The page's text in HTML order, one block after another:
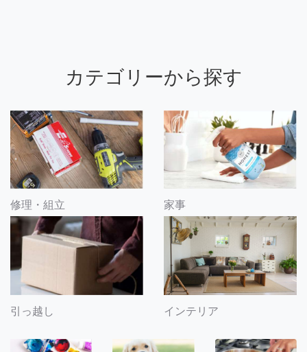
カテゴリーから探す
修理・組立 家事
引っ越し インテリア